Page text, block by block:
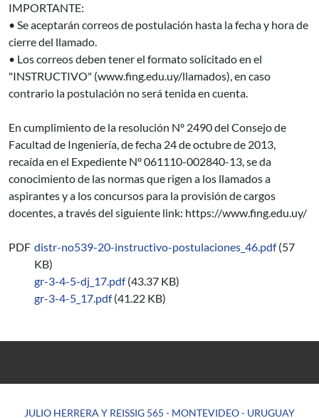
IMPORTANTE:
• Se aceptarán correos de postulación hasta la fecha y hora de
cierre del llamado.
• Los correos deben tener el formato solicitado en el
"INSTRUCTIVO" (www.fing.edu.uy/llamados), en caso
contrario la postulación no será tenida en cuenta.
En cumplimiento de la resolución Nº 2490 del Consejo de
Facultad de Ingeniería, de fecha 24 de octubre de 2013,
recaída en el Expediente Nº 061110-002840-13, se da
conocimiento de las normas que rigen a los llamados a
aspirantes y a los concursos para la provisión de cargos
docentes, a través del siguiente link: https://www.fing.edu.uy/
PDF distr-no539-20-instructivo-postulaciones_46.pdf (57
KB)
gr-3-4-5-dj_17.pdf (43.37 KB)
gr-3-4-5_17.pdf (41.22 KB)
JULIO HERRERA Y REISSIG 565 - MONTEVIDEO - URUGUAY